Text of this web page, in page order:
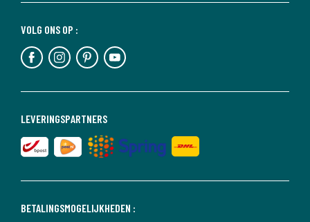
BETALINGSMOGELIJKHEDEN :
LEVERINGSPARTNERS
VOLG ONS OP :